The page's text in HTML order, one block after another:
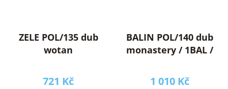
ZELE POL/135 dub
wotan
721 Kč
BALIN POL/140 dub
monastery / 1BAL /
1 010 Kč